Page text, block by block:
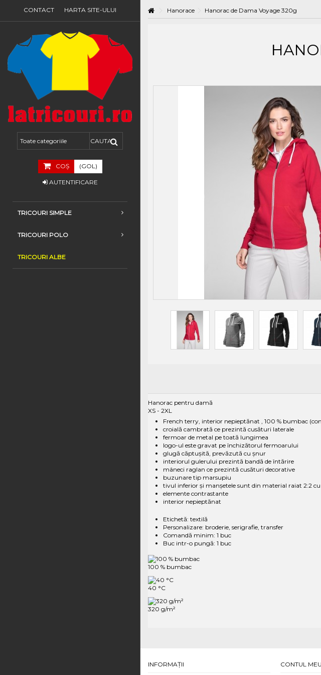
CONTACT HARTA SITE-ULUI
COŞ (GOL)
AUTENTIFICARE
TRICOURI SIMPLE
TRICOURI POLO
TRICOURI ALBE
Hanorace Hanorac de Dama Voyage 320g
Hanorac pentru damă
XS - 2XL
French terry, interior nepieptănat , 100 % bumbac
croială cambrată ce prezintă cusături laterale
fermoar de metal pe toată lungimea
logo-ul este gravat pe închizătorul fermoarului
glugă căptușită, prevăzută cu șnur
interiorul gulerului prezintă bandă de întărire
mâneci raglan ce prezintă cusături decorative
buzunare tip marsupiu
tivul inferior și manșetele sunt din material raiat 2:2 cu
elemente contrastante
interior nepieptănat
Etichetă: textilă
Personalizare: broderie, serigrafie, transfer
Comandă minim: 1 buc
Buc intr-o pungă: 1 buc
100 % bumbac
40 °C
320 g/m²
INFORMAŢII CONTUL MEU